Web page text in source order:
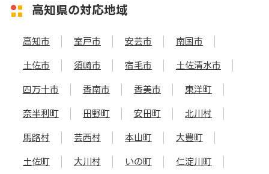
高知県の対応地域
高知市 室戸市 安芸市 南国市
土佐市 須崎市 宿毛市 土佐清水市
四万十市 香南市 香美市 東洋町
奈半利町 田野町 安田町 北川村
馬路村 芸西村 本山町 大豊町
土佐町 大川村 いの町 仁淀川町